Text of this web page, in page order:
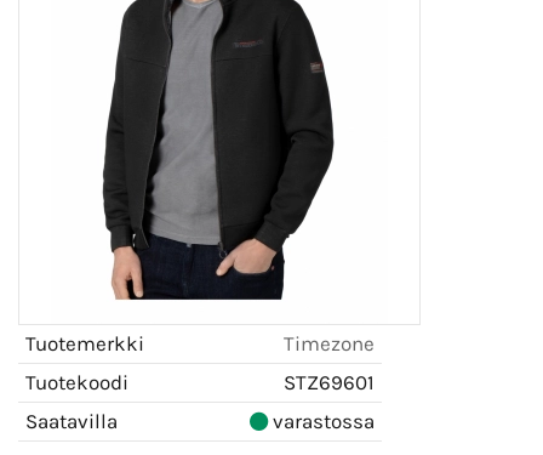
Tuotemerkki
Timezone
Tuotekoodi
STZ69601
Saatavilla
varastossa